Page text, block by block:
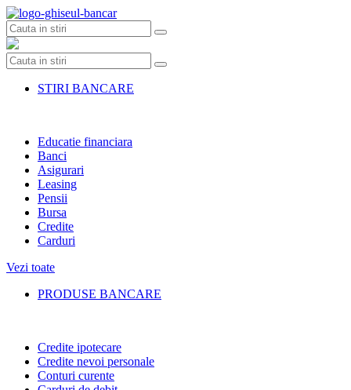
Skip
to
content
STIRI BANCARE
Educatie financiara
Banci
Asigurari
Leasing
Pensii
Bursa
Credite
Carduri
Vezi toate
PRODUSE BANCARE
Credite ipotecare
Credite nevoi personale
Conturi curente